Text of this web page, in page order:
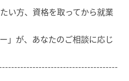
い方、資格を取ってから就業
」が、あなたのご相談に応じ